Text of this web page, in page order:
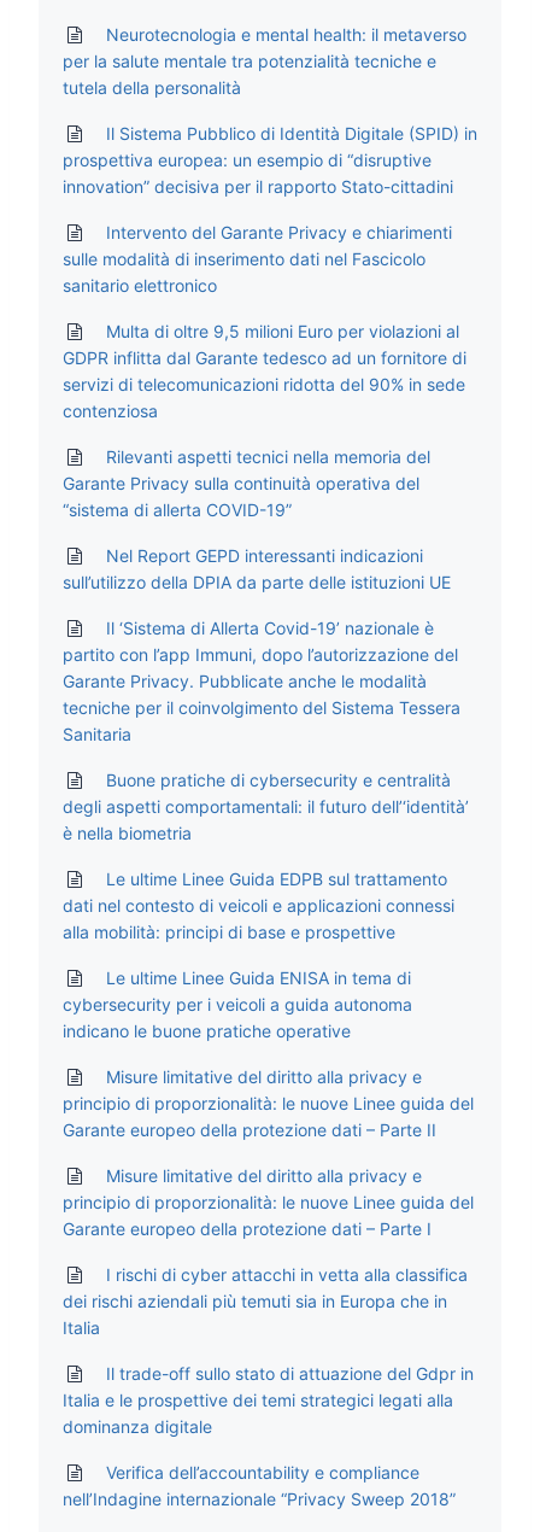
Neurotecnologia e mental health: il metaverso
per la salute mentale tra potenzialità tecniche e
tutela della personalità
Il Sistema Pubblico di Identità Digitale (SPID) in
prospettiva europea: un esempio di “disruptive
innovation” decisiva per il rapporto Stato-cittadini
Intervento del Garante Privacy e chiarimenti
sulle modalità di inserimento dati nel Fascicolo
sanitario elettronico
Multa di oltre 9,5 milioni Euro per violazioni al
GDPR inflitta dal Garante tedesco ad un fornitore di
servizi di telecomunicazioni ridotta del 90% in sede
contenziosa
Rilevanti aspetti tecnici nella memoria del
Garante Privacy sulla continuità operativa del
“sistema di allerta COVID-19”
Nel Report GEPD interessanti indicazioni
sull’utilizzo della DPIA da parte delle istituzioni UE
Il ‘Sistema di Allerta Covid-19’ nazionale è
partito con l’app Immuni, dopo l’autorizzazione del
Garante Privacy. Pubblicate anche le modalità
tecniche per il coinvolgimento del Sistema Tessera
Sanitaria
Buone pratiche di cybersecurity e centralità
degli aspetti comportamentali: il futuro dell’‘identità’
è nella biometria
Le ultime Linee Guida EDPB sul trattamento
dati nel contesto di veicoli e applicazioni connessi
alla mobilità: principi di base e prospettive
Le ultime Linee Guida ENISA in tema di
cybersecurity per i veicoli a guida autonoma
indicano le buone pratiche operative
Misure limitative del diritto alla privacy e
principio di proporzionalità: le nuove Linee guida del
Garante europeo della protezione dati – Parte II
Misure limitative del diritto alla privacy e
principio di proporzionalità: le nuove Linee guida del
Garante europeo della protezione dati – Parte I
I rischi di cyber attacchi in vetta alla classifica
dei rischi aziendali più temuti sia in Europa che in
Italia
Il trade-off sullo stato di attuazione del Gdpr in
Italia e le prospettive dei temi strategici legati alla
dominanza digitale
Verifica dell’accountability e compliance
nell’Indagine internazionale “Privacy Sweep 2018”